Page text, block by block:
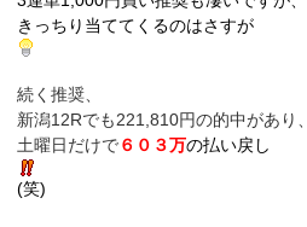
きっちり当ててくるのはさすが
続く推奨、
新潟12Rでも221,810円の的中があり、
土曜日だけで６０３万の払い戻し
(笑)